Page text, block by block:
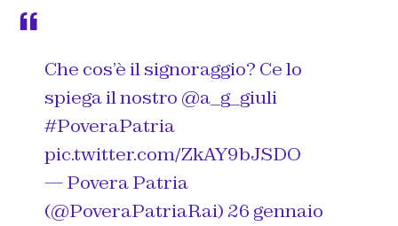
Che cos’è il signoraggio? Ce lo
spiega il nostro @a_g_giuli
#PoveraPatria
pic.twitter.com/ZkAY9bJSDO
— Povera Patria
(@PoveraPatriaRai) 26 gennaio